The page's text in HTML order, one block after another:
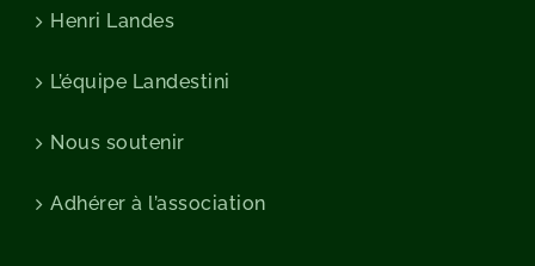
Henri Landes
L’équipe Landestini
Nous soutenir
Adhérer à l’association